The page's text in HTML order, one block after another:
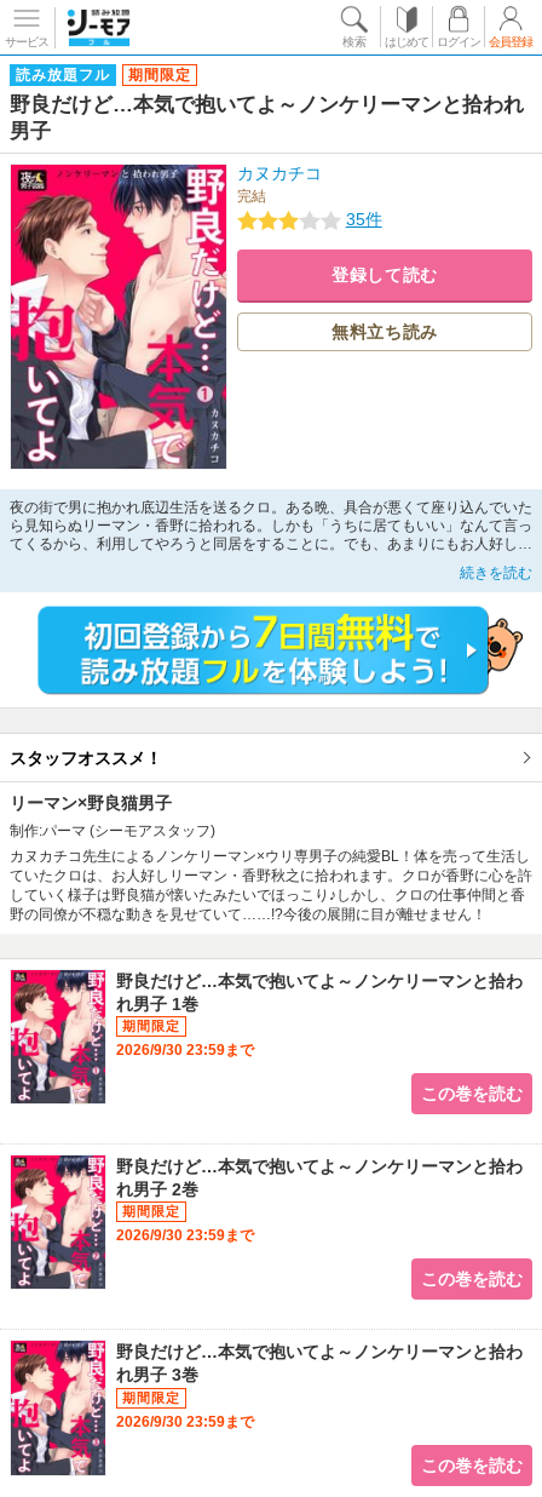
サービス 検索 はじめて ログイン 会員登録
読み放題フル 期間限定
野良だけど…本気で抱いてよ～ノンケリーマンと拾われ
男子
カヌカチコ
完結
35件
登録して読む
無料立ち読み
夜の街で男に抱かれ底辺生活を送るクロ。ある晩、具合が悪くて座り込んでいた
ら見知らぬリーマン・香野に拾われる。しかも「うちに居てもいい」なんて言っ
てくるから、利用してやろうと同居をすることに。でも、あまりにもお人好しで
優し過ぎる彼の真意が分からず悶々としはじめて…。きっと、今まで自分を抱い
た男達と同じで下心がある。そう思い、無防備な姿を見せてみてもエッチに誘惑
なって、つい触れたくなって部屋に忍び込んでしまい――。ねぇ、アンタは俺の
こと本気で抱いてくれる…?
続きを読む
スタッフオススメ！
リーマン×野良猫男子
制作:パーマ (シーモアスタッフ)
カヌカチコ先生によるノンケリーマン×ウリ専男子の純愛BL！体を売って生活し
ていたクロは、お人好しリーマン・香野秋之に拾われます。クロが香野に心を許
していく様子は野良猫が懐いたみたいでほっこり♪しかし、クロの仕事仲間と香
野の同僚が不穏な動きを見せていて……!?今後の展開に目が離せません！
野良だけど…本気で抱いてよ～ノンケリーマンと拾わ
れ男子 1巻
2026/9/30 23:59まで
この巻を読む
野良だけど…本気で抱いてよ～ノンケリーマンと拾わ
れ男子 2巻
2026/9/30 23:59まで
この巻を読む
野良だけど…本気で抱いてよ～ノンケリーマンと拾わ
れ男子 3巻
2026/9/30 23:59まで
この巻を読む